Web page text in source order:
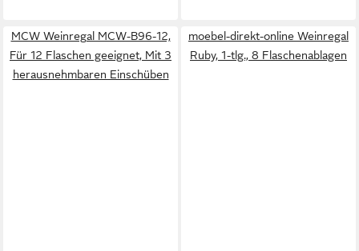
MCW Weinregal MCW-B96-12,
Für 12 Flaschen geeignet, Mit 3
herausnehmbaren Einschüben
moebel-direkt-online Weinregal
Ruby, 1-tlg., 8 Flaschenablagen